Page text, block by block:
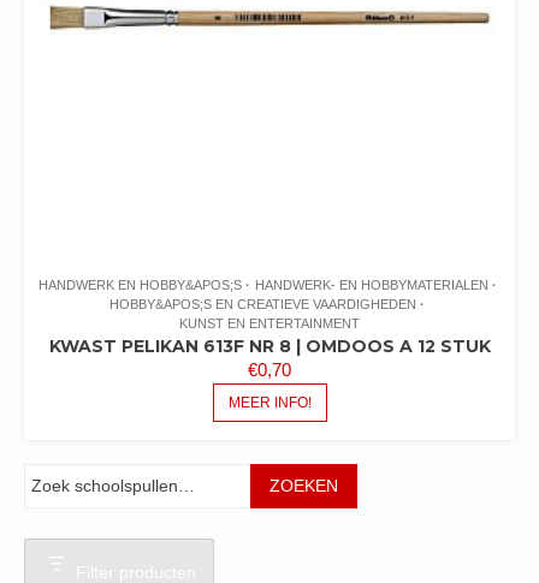
HANDWERK EN HOBBY&APOS;S
HANDWERK- EN HOBBYMATERIALEN
HOBBY&APOS;S EN CREATIEVE VAARDIGHEDEN
KUNST EN ENTERTAINMENT
KWAST PELIKAN 613F NR 8 | OMDOOS A 12 STUK
€0,70
MEER INFO!
ZOEKEN
Filter producten